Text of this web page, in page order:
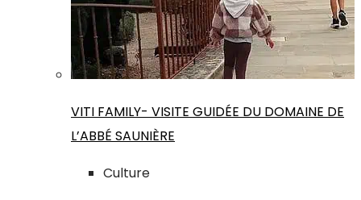
VITI FAMILY- VISITE GUIDÉE DU DOMAINE DE
L’ABBÉ SAUNIÈRE
Culture